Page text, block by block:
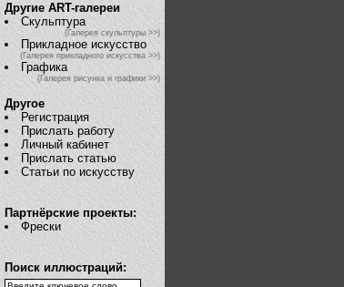
Другие ART-галереи
Скульптура
(Галерея скульптуры >>)
Прикладное искусство
(Галерея прикладного искусства >>)
Графика
(Галерея рисунка и графики >>)
Другое
Регистрация
Прислать работу
Личный кабинет
Прислать статью
Статьи по искусству
Партнёрские проекты:
Фрески
Поиск иллюстраций: